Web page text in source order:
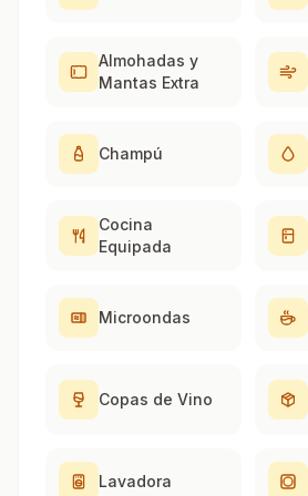
Almohadas y
Mantas Extra
Champú
Cocina
Equipada
Microondas
Copas de Vino
Lavadora